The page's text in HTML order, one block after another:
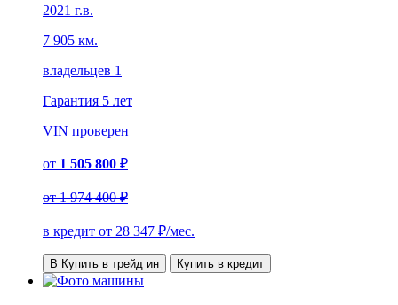
2021 г.в.
7 905 км.
владельцев 1
Гарантия 5 лет
VIN проверен
от 1 505 800 ₽
от1 974 400 ₽
в кредит от 28 347 ₽/мес.
В Купить в трейд ин Купить в кредит